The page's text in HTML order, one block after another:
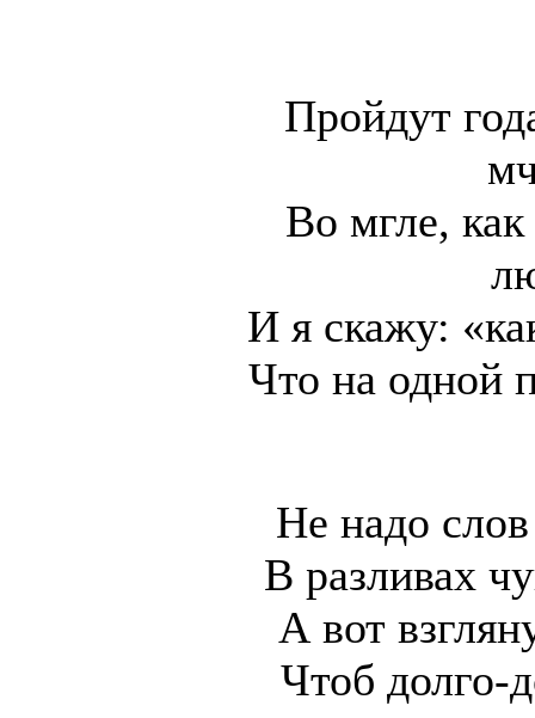
Пройдут
Во мгле,
И я скажу:
Что на одной
Не надо
В разливах
А вот
Чтоб долго-